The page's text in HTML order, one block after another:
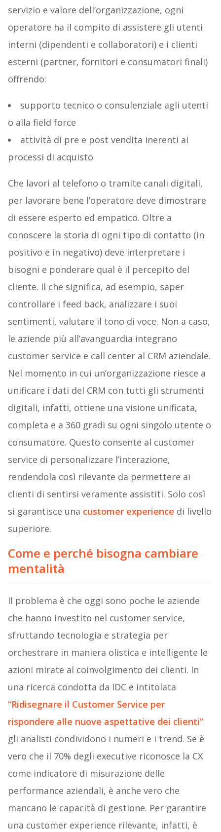
servizio e valore dell’organizzazione, ogni
operatore ha il compito di assistere gli utenti
interni (dipendenti e collaboratori) e i clienti
esterni (partner, fornitori e consumatori finali)
offrendo:
supporto tecnico o consulenziale agli utenti
o alla field force
attività di pre e post vendita inerenti ai
processi di acquisto
Che lavori al telefono o tramite canali digitali,
per lavorare bene l’operatore deve dimostrare
di essere esperto ed empatico. Oltre a
conoscere la storia di ogni tipo di contatto (in
positivo e in negativo) deve interpretare i
bisogni e ponderare qual è il percepito del
cliente. Il che significa, ad esempio, saper
controllare i feed back, analizzare i suoi
sentimenti, valutare il tono di voce. Non a caso,
le aziende più all’avanguardia integrano
customer service e call center al CRM aziendale.
Nel momento in cui un’organizzazione riesce a
unificare i dati del CRM con tutti gli strumenti
digitali, infatti, ottiene una visione unificata,
completa e a 360 gradi su ogni singolo utente o
consumatore. Questo consente al customer
service di personalizzare l’interazione,
rendendola così rilevante da permettere ai
clienti di sentirsi veramente assistiti. Solo così
si garantisce una customer experience di livello
superiore.
Come e perché bisogna cambiare
mentalità
Il problema è che oggi sono poche le aziende
che hanno investito nel customer service,
sfruttando tecnologia e strategia per
orchestrare in maniera olistica e intelligente le
azioni mirate al coinvolgimento dei clienti. In
una ricerca condotta da IDC e intitolata
“Ridisegnare il Customer Service per
rispondere alle nuove aspettative dei clienti”
gli analisti condividono i numeri e i trend. Se è
vero che il 70% degli executive riconosce la CX
come indicatore di misurazione delle
performance aziendali, è anche vero che
mancano le capacità di gestione. Per garantire
una customer experience rilevante, infatti, è